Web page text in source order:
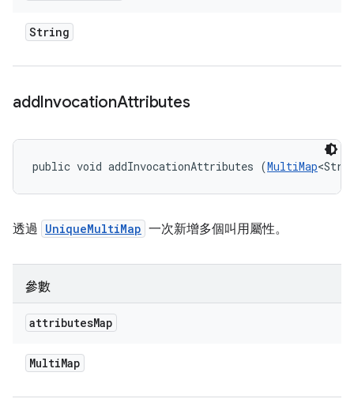
String
addInvocationAttributes
public void addInvocationAttributes (MultiMap
透過 UniqueMultiMap 一次新增多個叫用屬性。
參數
attributesMap
MultiMap